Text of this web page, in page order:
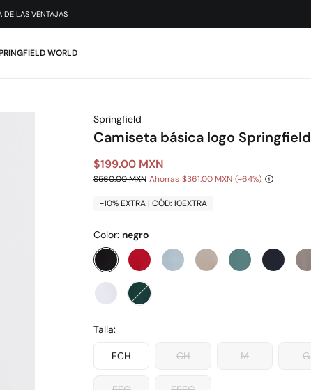
APP!
WORLD
Springfield
Camiseta básica logo Springfield
$199.00 MXN
$560.00 MXN Ahorras $361.00 MXN 64
-10% EXTRA | CÓD: 10EXTRA
Color: negro
Talla:
ECH CH M G